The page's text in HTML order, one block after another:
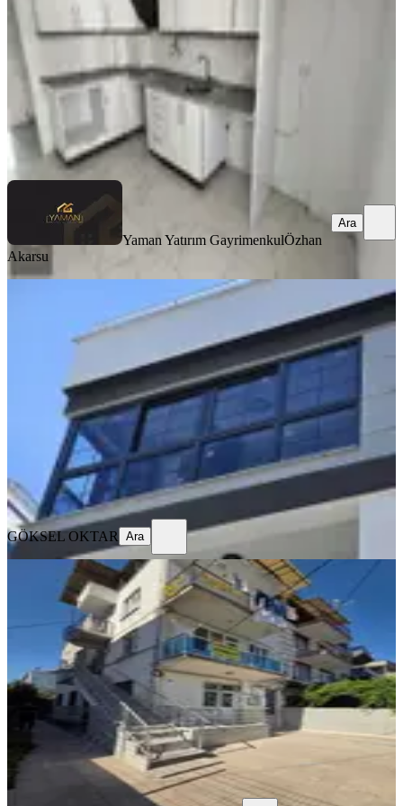
3+1·
23.000 ₺
Yaman Yatırım Gayrimenkul Özhan Akarsu
Ara
Yaman Yatırım GayrimenkulÖzhan
Akarsu
Ara
Reşat Beyde Kiralık 2,5+1 Sıfır Teraslı
Dublex Daire
Akhisar, Reşat Bey Mahallesi
2.5+1·126 m²·3. Kat
27.500 ₺
GÖKSEL OKTAR
Ara
GÖKSEL OKTAR Ara
Medigün Karşısı Ara Kat Kiralık
Daire
Akhisar, Reşat Bey Mahallesi
110 m²·2. Kat·06.08.2026
15.500 ₺
Ayverdi Gayrimenkul Ferdi Ayverdi